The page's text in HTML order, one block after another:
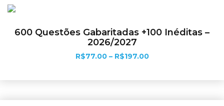
600 Questões Gabaritadas +100 Inéditas –
2026/2027
R$77.00 – R$197.00